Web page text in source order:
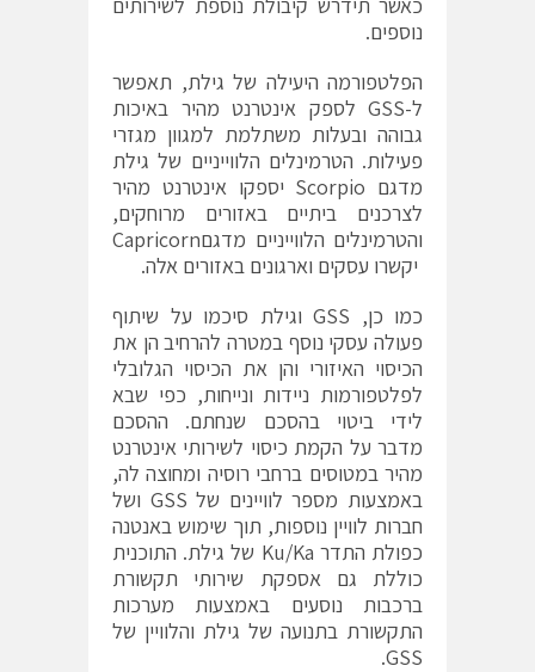
נוספים.
הפלטפורמה היעילה של גילת, תאפשר
ל-GSS לספק אינטרנט מהיר באיכות
גבוהה ובעלות משתלמת למגוון מגזרי
פעילות. הטרמינלים הלווייניים של גילת
מדגם Scorpio יספקו אינטרנט מהיר
לצרכנים ביתיים באזורים מרוחקים,
והטרמינלים הלווייניים מדגםCapricorn
יקשרו עסקים וארגונים באזורים אלה.
כמו כן, GSS וגילת סיכמו על שיתוף
פעולה עסקי נוסף במטרה להרחיב הן את
הכיסוי האיזורי והן את הכיסוי הגלובלי
לפלטפורמות ניידות ונייחות, כפי שבא
לידי ביטוי בהסכם שנחתם. ההסכם
מדבר על הקמת כיסוי לשירותי אינטרנט
מהיר במטוסים ברחבי רוסיה ומחוצה לה,
באמצעות מספר לוויינים של GSS ושל
חברות לוויין נוספות, תוך שימוש באנטנה
כפולת התדר Ku/Ka של גילת. התוכנית
כוללת גם אספקת שירותי תקשורת
ברכבות נוסעים באמצעות מערכות
התקשורת בתנועה של גילת והלוויין של
GSS.